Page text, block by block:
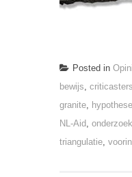
Posted in
bewijs, criticasters
granite, hypothese
NL-Aid,
triangulatie,